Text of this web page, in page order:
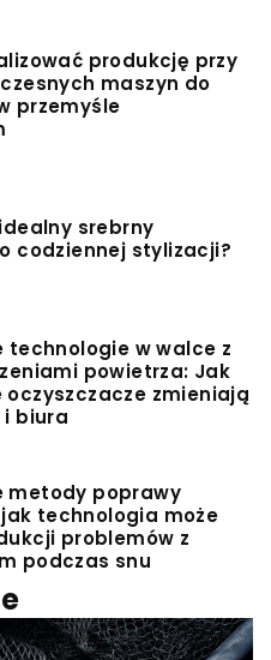
produkcję przy
maszyn do
przemyśle
srebrny
codziennej stylizacji?
technologie w walce z
powietrza: Jak
oczyszczacze zmieniają
i biura
metody poprawy
technologia może
problemów z
podczas snu